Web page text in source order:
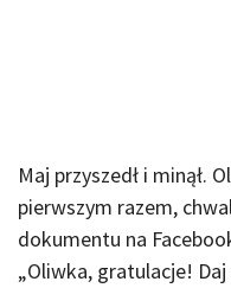
Maj przyszedł i minął.
pierwszym razem,
dokumentu na
„Oliwka, gratulacje!